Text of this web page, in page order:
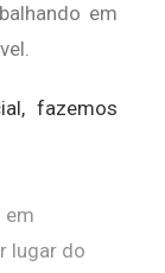
em
fazemos
em
lugar do